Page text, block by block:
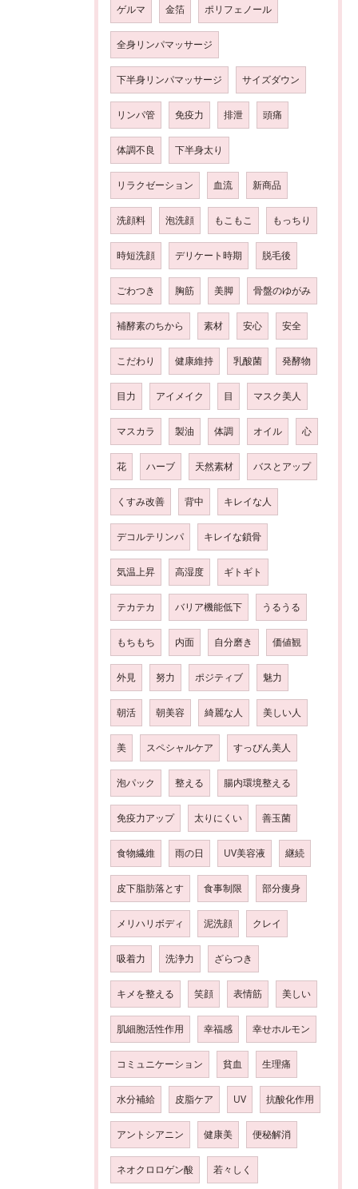
ゲルマ 金箔 ポリフェノール
全身リンパマッサージ
下半身リンパマッサージ サイズダウン
リンパ管 免疫力 排泄 頭痛
体調不良 下半身太り
リラクゼーション 血流 新商品
洗顔料 泡洗顔 もこもこ もっちり
時短洗顔 デリケート時期 脱毛後
ごわつき 胸筋 美脚 骨盤のゆがみ
補酵素のちから 素材 安心 安全
こだわり 健康維持 乳酸菌 発酵物
目力 アイメイク 目 マスク美人
マスカラ 製油 体調 オイル 心
花 ハーブ 天然素材 バスとアップ
くすみ改善 背中 キレイな人
デコルテリンパ キレイな鎖骨
気温上昇 高湿度 ギトギト
テカテカ バリア機能低下 うるうる
もちもち 内面 自分磨き 価値観
外見 努力 ポジティブ 魅力
朝活 朝美容 綺麗な人 美しい人
美 スペシャルケア すっぴん美人
泡パック 整える 腸内環境整える
免疫力アップ 太りにくい 善玉菌
食物繊維 雨の日 UV美容液 継続
皮下脂肪落とす 食事制限 部分痩身
メリハリボディ 泥洗顔 クレイ
吸着力 洗浄力 ざらつき
キメを整える 笑顔 表情筋 美しい
肌細胞活性作用 幸福感 幸せホルモン
コミュニケーション 貧血 生理痛
水分補給 皮脂ケア UV 抗酸化作用
アントシアニン 健康美 便秘解消
ネオクロロゲン酸 若々しく